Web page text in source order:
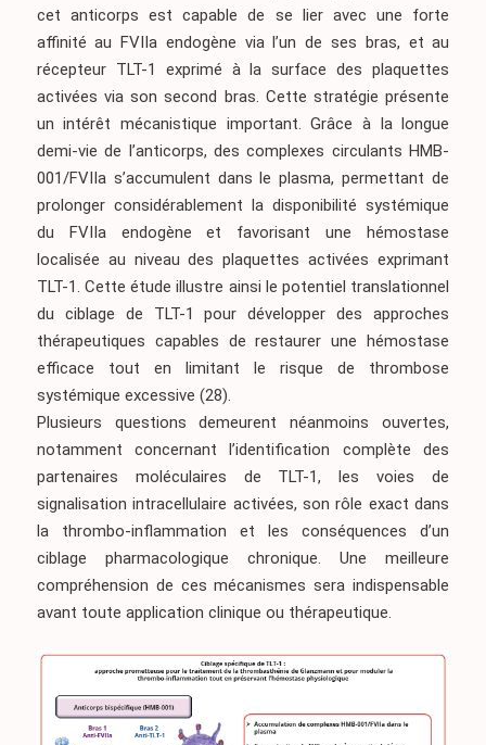
cet anticorps est capable de se lier avec une forte
affinité au FVIIa endogène via l’un de ses bras, et au
récepteur TLT-1 exprimé à la surface des plaquettes
activées via son second bras. Cette stratégie présente
un intérêt mécanistique important. Grâce à la longue
demi-vie de l’anticorps, des complexes circulants HMB-
001/FVIIa s’accumulent dans le plasma, permettant de
prolonger considérablement la disponibilité systémique
du FVIIa endogène et favorisant une hémostase
localisée au niveau des plaquettes activées exprimant
TLT-1. Cette étude illustre ainsi le potentiel translationnel
du ciblage de TLT-1 pour développer des approches
thérapeutiques capables de restaurer une hémostase
efficace tout en limitant le risque de thrombose
systémique excessive (28)
Plusieurs questions demeurent néanmoins ouvertes,
notamment concernant l’identification complète des
partenaires moléculaires de TLT-1, les voies de
signalisation intracellulaire activées, son rôle exact dans
la thrombo-inflammation et les conséquences d’un
ciblage pharmacologique chronique. Une meilleure
compréhension de ces mécanismes sera indispensable
avant toute application clinique ou thérapeutique.